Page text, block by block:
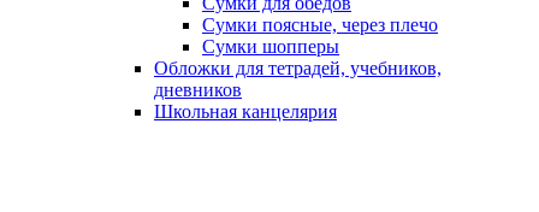
Сумки поясные, через плечо
Сумки шопперы
Обложки для тетрадей, учебников,
дневников
Школьная канцелярия